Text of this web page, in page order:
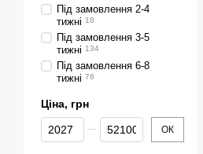
Під замовлення 2-4
тижні 18
Під замовлення 3-5
тижні 134
Під замовлення 6-8
тижні 76
Ціна, грн
Від Ціна, грн
До Ціна, грн ОК